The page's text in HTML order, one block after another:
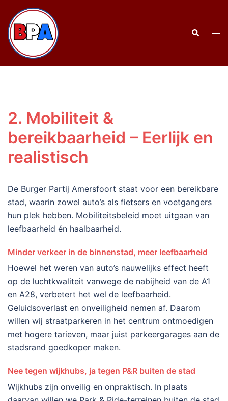
naar
de
inhoud
Zoeken
2. Mobiliteit &
bereikbaarheid – Eerlijk en
realistisch
De Burger Partij Amersfoort staat voor een bereikbare
stad, waarin zowel auto’s als fietsers en voetgangers
hun plek hebben. Mobiliteitsbeleid moet uitgaan van
leefbaarheid én haalbaarheid.
Minder verkeer in de binnenstad, meer leefbaarheid
Hoewel het weren van auto’s nauwelijks effect heeft
op de luchtkwaliteit vanwege de nabijheid van de A1
en A28, verbetert het wel de leefbaarheid.
Geluidsoverlast en onveiligheid nemen af. Daarom
willen wij straatparkeren in het centrum ontmoedigen
met hogere tarieven, maar juist parkeergarages aan de
stadsrand goedkoper maken.
Nee tegen wijkhubs, ja tegen P&R buiten de stad
Wijkhubs zijn onveilig en onpraktisch. In plaats